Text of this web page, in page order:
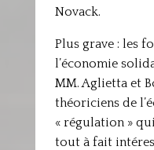
Novack.
Plus grave : les
l’économie
MM. Aglietta et
théoriciens de
« régulation »
tout à fait